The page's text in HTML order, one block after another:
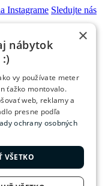
Instagrame Sledujte nás
×
nábytok
vy používate meter
ťažko montovalo.
web, reklamy a
presne podľa
ochrany osobných
VŠETKO